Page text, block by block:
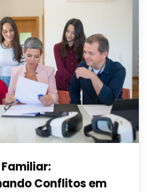
Conflitos em